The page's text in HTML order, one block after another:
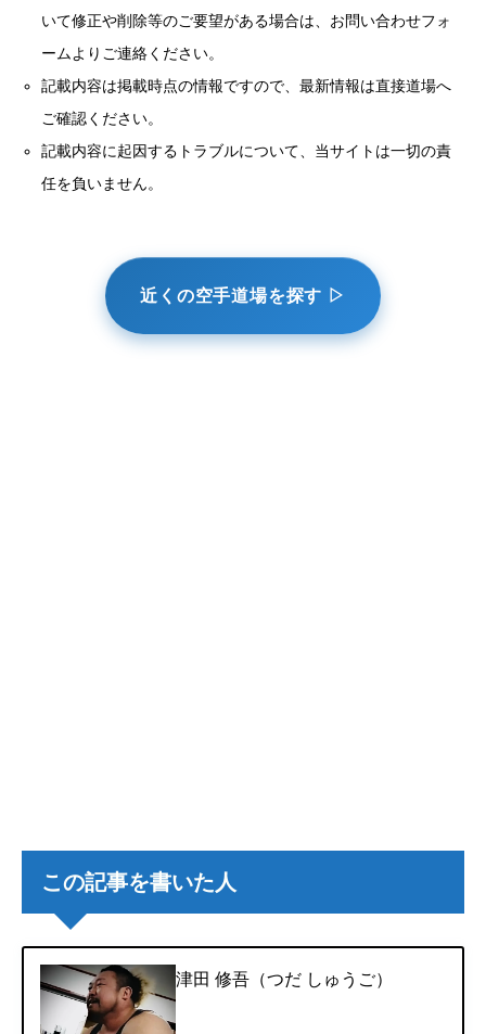
いて修正や削除等のご要望がある場合は、お問い合わせフォ
ームよりご連絡ください。
記載内容は掲載時点の情報ですので、最新情報は直接道場へ
ご確認ください。
記載内容に起因するトラブルについて、当サイトは一切の責
任を負いません。
近くの空手道場を探す ▷
この記事を書いた人
津田 修吾（つだ しゅうご）